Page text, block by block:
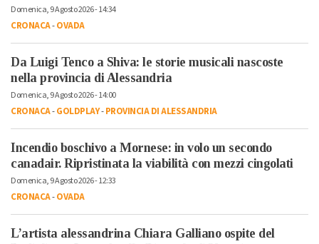
Domenica, 9 Agosto 2026 - 14:34
CRONACA-OVADA
Da Luigi Tenco a Shiva: le storie musicali nascoste
nella provincia di Alessandria
Domenica, 9 Agosto 2026 - 14:00
CRONACA-GOLDPLAY-PROVINCIA DI ALESSANDRIA
Incendio boschivo a Mornese: in volo un secondo
canadair. Ripristinata la viabilità con mezzi cingolati
Domenica, 9 Agosto 2026 - 12:33
CRONACA-OVADA
L’artista alessandrina Chiara Galliano ospite del